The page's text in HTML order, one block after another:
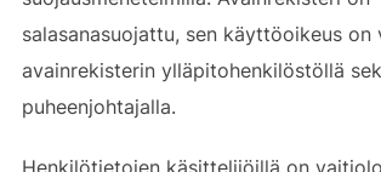
salasanasuojattu, sen käyttöoikeus on
avainrekisterin ylläpitohenkilöstöllä
puheenjohtajalla.